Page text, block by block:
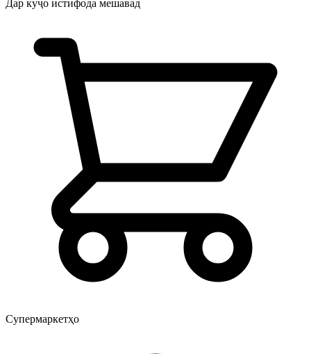
Дар куҷо истифода мешавад
Супермаркетҳо